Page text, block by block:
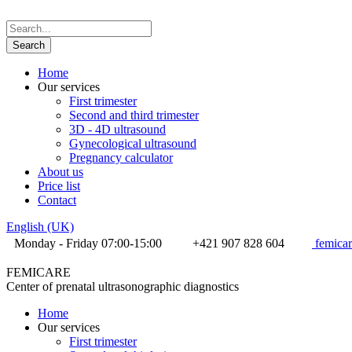
Home
Our services
First trimester
Second and third trimester
3D - 4D ultrasound
Gynecological ultrasound
Pregnancy calculator
About us
Price list
Contact
English (UK)
Monday - Friday 07:00-15:00
+421 907 828 604
FEMICARE
Center of prenatal ultrasonographic diagnostics
Home
Our services
First trimester